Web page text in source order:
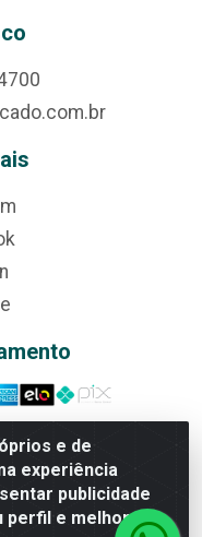
e de
experiência
publicidade
perfil e melhorar a
nº 3860, Jardim das
CEP 75070-415 -
24